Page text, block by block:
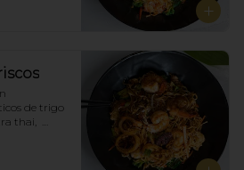
de trigo
thai,